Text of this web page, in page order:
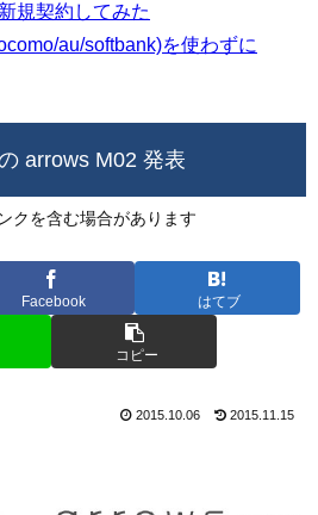
規契約してみた
au/softbank)を使わずに
arrows M02 発表
クを含む場合があります
Facebook はてブ
コピー
2015.10.06 2015.11.15